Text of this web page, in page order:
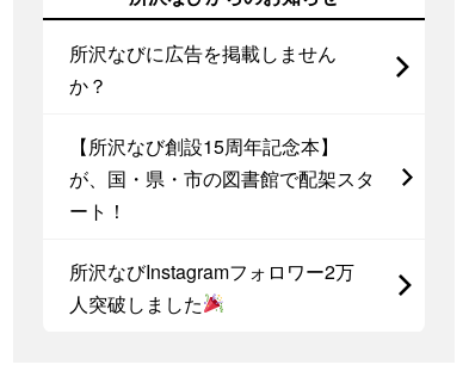
所沢なびに広告を掲載しません
か？
【所沢なび創設15周年記念本】
が、国・県・市の図書館で配架スタ
ート！
所沢なびInstagramフォロワー2万
人突破しました